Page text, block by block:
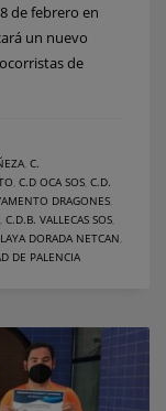
de febrero en
un nuevo
de
C.
C.D OCA SOS C.D.
DRAGONES
C.D.B. VALLECAS SOS
DORADA NETCAN
DE PALENCIA